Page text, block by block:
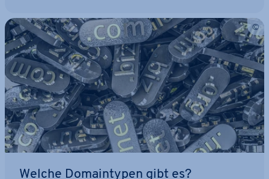
Welche Do­main­ty­pen gibt es?